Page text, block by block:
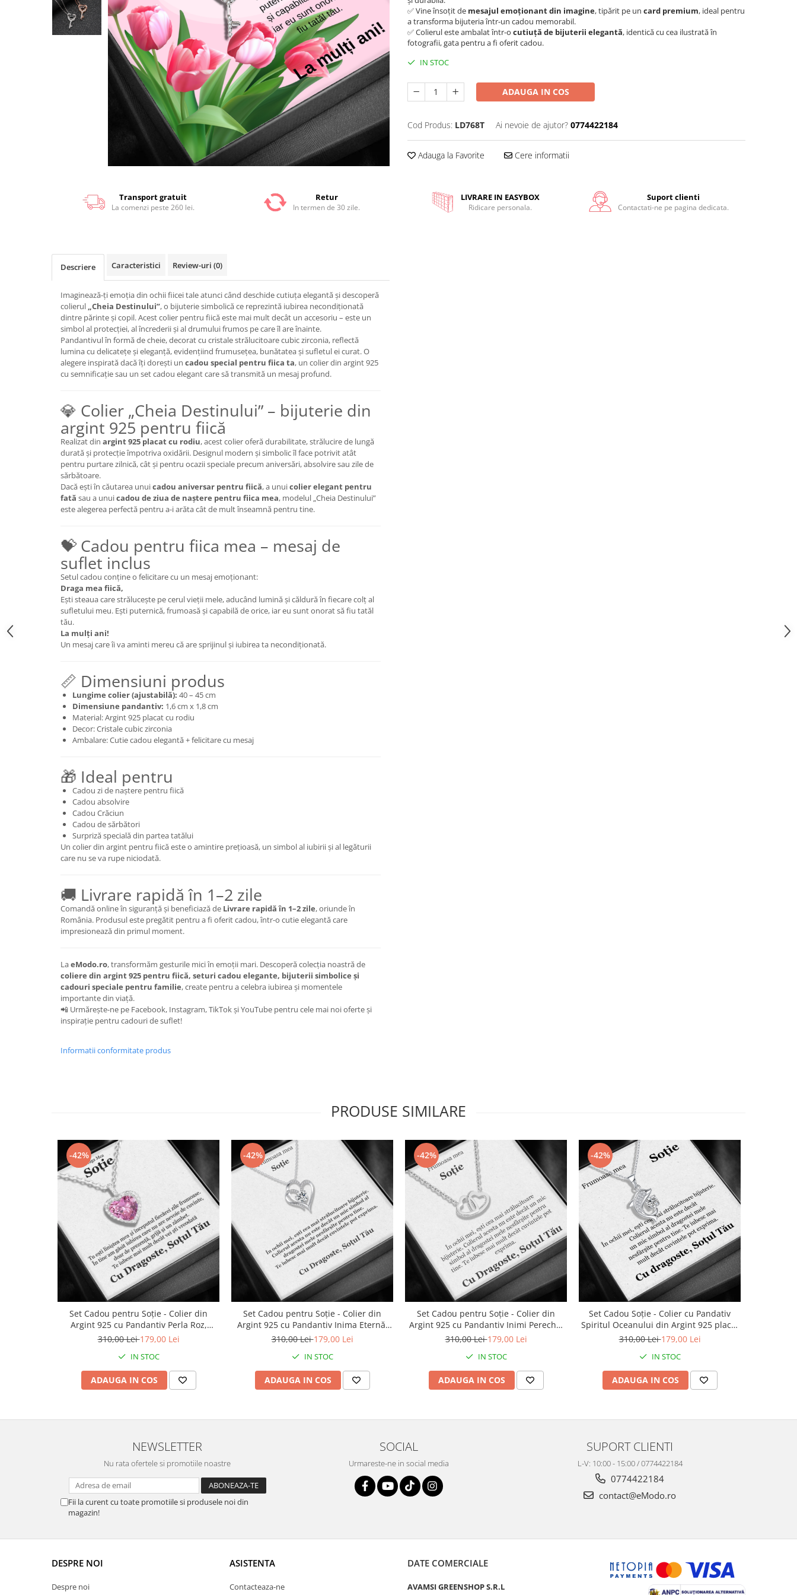
✅ Vine însoțit de mesajul emoționant din imagine, tipărit pe un card premium, ideal pentru
a transforma bijuteria într-un cadou memorabil.
✅ Colierul este ambalat într-o cutiuță de bijuterii elegantă, identică cu cea ilustrată în
fotografii, gata pentru a fi oferit cadou.
IN STOC
ADAUGA IN COS
Cod Produs: LD768T Ai nevoie de ajutor? 0774422184
Adauga la Favorite Cere informatii
Transport gratuit
La comenzi peste 260 lei.
Retur
In termen de 30 zile.
LIVRARE IN EASYBOX
Ridicare personala.
Suport clienti
Contactati-ne pe pagina dedicata.
Descriere Caracteristici Review-uri (0)
Imaginează-ți emoția din ochii fiicei tale atunci când deschide cutiuța elegantă și descoperă
colierul „Cheia Destinului”, o bijuterie simbolică ce reprezintă iubirea necondiționată
dintre părinte și copil. Acest colier pentru fiică este mai mult decât un accesoriu – este un
simbol al protecției, al încrederii și al drumului frumos pe care îl are înainte.
Pandantivul în formă de cheie, decorat cu cristale strălucitoare cubic zirconia, reflectă
lumina cu delicatețe și eleganță, evidențiind frumusețea, bunătatea și sufletul ei curat. O
alegere inspirată dacă îți dorești un cadou special pentru fiica ta, un colier din argint 925
cu semnificație sau un set cadou elegant care să transmită un mesaj profund.
💎 Colier „Cheia Destinului” – bijuterie din
argint 925 pentru fiică
Realizat din argint 925 placat cu rodiu, acest colier oferă durabilitate, strălucire de lungă
durată și protecție împotriva oxidării. Designul modern și simbolic îl face potrivit atât
pentru purtare zilnică, cât și pentru ocazii speciale precum aniversări, absolvire sau zile de
sărbătoare.
Dacă ești în căutarea unuicadou aniversar pentru fiică, a unuicolier elegant pentru
fată sau a unuicadou de ziua de naștere pentru fiica mea, modelul „Cheia Destinului”
este alegerea perfectă pentru a-i arăta cât de mult înseamnă pentru tine.
💝 Cadou pentru fiica mea – mesaj de
suflet inclus
Setul cadou conține o felicitare cu un mesaj emoționant:
Draga mea fiică,
Ești steaua care strălucește pe cerul vieții mele, aducând lumină și căldură în fiecare colț al
sufletului meu. Ești puternică, frumoasă și capabilă de orice, iar eu sunt onorat să fiu tatăl
tău.
La mulți ani!
Un mesaj care îi va aminti mereu că are sprijinul și iubirea ta necondiționată.
📏 Dimensiuni produs
Lungime colier (ajustabilă): 40 – 45 cm
Dimensiune pandantiv: 1,6 cm x 1,8 cm
Material: Argint 925 placat cu rodiu
Decor: Cristale cubic zirconia
Ambalare: Cutie cadou elegantă + felicitare cu mesaj
🎁 Ideal pentru
Cadou zi de naștere pentru fiică
Cadou absolvire
Cadou Crăciun
Cadou de sărbători
Surpriză specială din partea tatălui
Un colier din argint pentru fiică este o amintire prețioasă, un simbol al iubirii și al legăturii
care nu se va rupe niciodată.
🚚 Livrare rapidă în 1–2 zile
Comandă online în siguranță și beneficiază de Livrare rapidă în 1–2 zile, oriunde în
România. Produsul este pregătit pentru a fi oferit cadou, într-o cutie elegantă care
impresionează din primul moment.
LaeModo.ro, transformăm gesturile mici în emoții mari. Descoperă colecția noastră de
coliere din argint 925 pentru fiică, seturi cadou elegante, bijuterii simbolice și
cadouri speciale pentru familie, create pentru a celebra iubirea și momentele
importante din viață.
📲 Urmărește-ne pe Facebook, Instagram, TikTok și YouTube pentru cele mai noi oferte și
inspirație pentru cadouri de suflet!
Informatii conformitate produs
PRODUSE SIMILARE
-42%
Set Cadou pentru Soție - Colier din
Argint 925 cu Pandantiv Perla Roz,
placat cu rodiu, în Cutie Elegantă cu
310,00 Lei179,00 Lei
IN STOC
ADAUGA IN COS
-42%
Set Cadou pentru Soție - Colier din
Argint 925 cu Pandantiv Inima Eternă,
placat cu rodiu, în Cutie Elegantă cu
310,00 Lei179,00 Lei
IN STOC
ADAUGA IN COS
-42%
Set Cadou pentru Soție - Colier din
Argint 925 cu Pandantiv Inimi Pereche,
placat cu rodiu, în Cutie Elegantă cu
310,00 Lei179,00 Lei
IN STOC
ADAUGA IN COS
-42%
Set Cadou Soție - Colier cu Pandativ
Spiritul Oceanului din Argint 925 placat
cu rodiu, Cutie Elegantă și Felicitare
310,00 Lei179,00 Lei
IN STOC
ADAUGA IN COS
NEWSLETTER
Nu rata ofertele si promotiile noastre
Fii la curent cu toate promotiile si produsele noi din
magazin!
SOCIAL
Urmareste-ne in social media
SUPORT CLIENTI
L-V: 10:00 - 15:00 / 0774422184
0774422184
contact@eModo.ro
DESPRE NOI
Despre noi
ASISTENTA
Contacteaza-ne
DATE COMERCIALE
AVAMSI GREENSHOP S.R.L